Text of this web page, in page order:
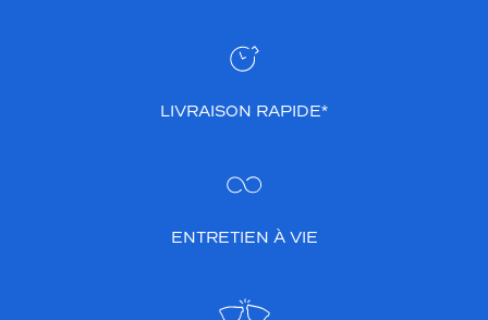
LIVRAISON RAPIDE*
ENTRETIEN À VIE